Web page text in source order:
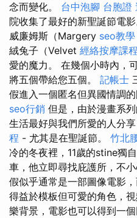
念而變化。 台中泡腳 台胞證
院收集了最好的新聖誕節電影
威廉姆斯（Margery seo教學
絨兔子（Velvet 經絡按摩課
愛的魔力。 在幾個小時內，
將五個帶給您五個。 記帳士
假進入一個匿名但異國情調
seo行銷 但是，由於漫畫系
生活最好與我們所愛的人分享
程 - 尤其是在聖誕節。 竹北
冷的冬夜裡，11歲的stine獨
車，他立即尋找庇護所，不
假似乎通常是一部圖像電影
得益於模板但可愛的角色，
樂背景，電影也可以得到一